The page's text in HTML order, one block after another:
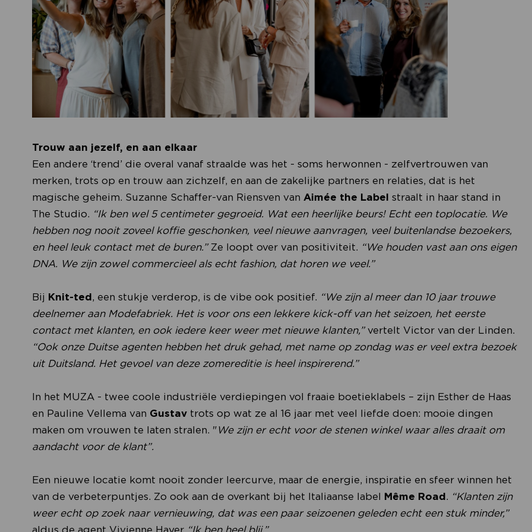
Trouw aan jezelf, en aan elkaar
Een andere ‘trend’ die overal vanaf straalde was het - soms herwonnen - zelfvertrouwen van
merken, trots op en trouw aan zichzelf, en aan de zakelijke partners en relaties, dat is het
magische geheim. Suzanne Schaffer-van Riensven van Aimée the Label straalt in haar stand in
The Studio. “Ik ben wel 5 centimeter gegroeid. Wat een heerlijke beurs! Echt een toplocatie. We
hebben nog nooit zoveel koffie geschonken, veel nieuwe aanvragen, veel buitenlandse bezoekers,
en heel leuk contact met de buren.”Ze loopt over van positiviteit. “We houden vast aan ons eigen
DNA. We zijn zowel commercieel als echt fashion, dat horen we veel.”
Bij Knit-ted, een stukje verderop, is de vibe ook positief. “We zijn al meer dan 10 jaar trouwe
deelnemer aan Modefabriek. Het is voor ons een lekkere kick-off van het seizoen, het eerste
contact met klanten, en ook iedere keer weer met nieuwe klanten,”vertelt Victor van der Linden.
“Ook onze Duitse agenten hebben het druk gehad, met name op zondag was er veel extra bezoek
uit Duitsland. Het gevoel van deze zomereditie is heel inspirerend.”
In het MUZA - twee coole industriële verdiepingen vol fraaie boetieklabels – zijn Esther de Haas
en Pauline Vellema van Gustav trots op wat ze al 16 jaar met veel liefde doen: mooie dingen
maken om vrouwen te laten stralen. "We zijn er echt voor de stenen winkel waar alles draait om
aandacht voor de klant”.
Een nieuwe locatie komt nooit zonder leercurve, maar de energie, inspiratie en sfeer winnen het
van de verbeterpuntjes. Zo ook aan de overkant bij het Italiaanse label Même Road. “Klanten zijn
weer echt op zoek naar vernieuwing, dat was een paar seizoenen geleden echt een stuk minder,”